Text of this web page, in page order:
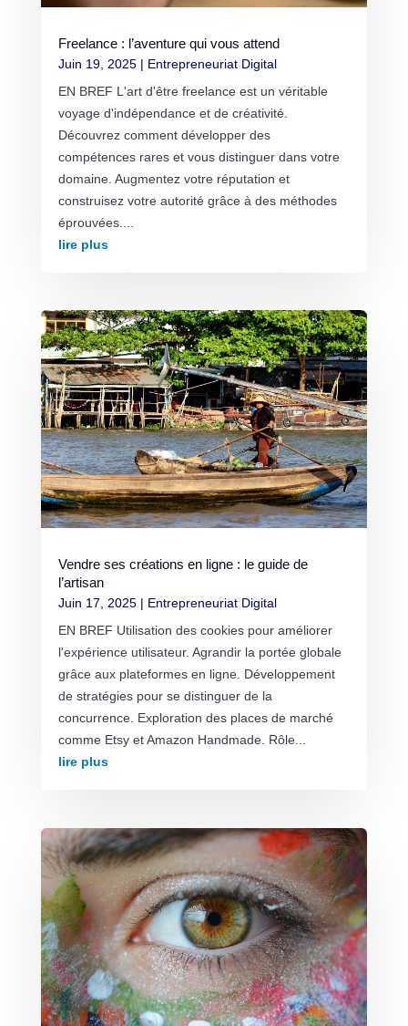
Freelance : l’aventure qui vous attend
Juin 19, 2025| Entrepreneuriat Digital
EN BREF L'art d'être freelance est un véritable
voyage d'indépendance et de créativité.
Découvrez comment développer des
compétences rares et vous distinguer dans votre
domaine. Augmentez votre réputation et
construisez votre autorité grâce à des méthodes
éprouvées....
lire plus
Vendre ses créations en ligne : le guide de
l’artisan
Juin 17, 2025| Entrepreneuriat Digital
EN BREF Utilisation des cookies pour améliorer
l'expérience utilisateur. Agrandir la portée globale
grâce aux plateformes en ligne. Développement
de stratégies pour se distinguer de la
concurrence. Exploration des places de marché
comme Etsy et Amazon Handmade. Rôle...
lire plus